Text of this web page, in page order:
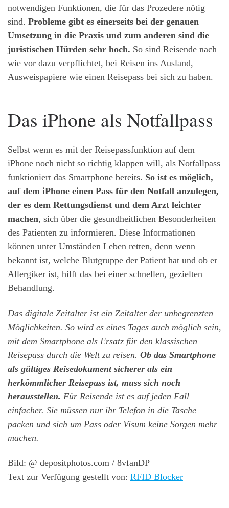
notwendigen Funktionen, die für das Prozedere nötig
sind. Probleme gibt es einerseits bei der genauen
Umsetzung in die Praxis und zum anderen sind die
juristischen Hürden sehr hoch. So sind Reisende nach
wie vor dazu verpflichtet, bei Reisen ins Ausland,
Ausweispapiere wie einen Reisepass bei sich zu haben.
Das iPhone als Notfallpass
Selbst wenn es mit der Reisepassfunktion auf dem
iPhone noch nicht so richtig klappen will, als Notfallpass
funktioniert das Smartphone bereits. So ist es möglich,
auf dem iPhone einen Pass für den Notfall anzulegen,
der es dem Rettungsdienst und dem Arzt leichter
machen, sich über die gesundheitlichen Besonderheiten
des Patienten zu informieren. Diese Informationen
können unter Umständen Leben retten, denn wenn
bekannt ist, welche Blutgruppe der Patient hat und ob er
Allergiker ist, hilft das bei einer schnellen, gezielten
Behandlung.
Das digitale Zeitalter ist ein Zeitalter der unbegrenzten
Möglichkeiten. So wird es eines Tages auch möglich sein,
mit dem Smartphone als Ersatz für den klassischen
Reisepass durch die Welt zu reisen. Ob das Smartphone
als gültiges Reisedokument sicherer als ein
herkömmlicher Reisepass ist, muss sich noch
herausstellen. Für Reisende ist es auf jeden Fall
einfacher. Sie müssen nur ihr Telefon in die Tasche
packen und sich um Pass oder Visum keine Sorgen mehr
machen.
Bild: @ depositphotos.com / 8vfanDP
Text zur Verfügung gestellt von: RFID Blocker